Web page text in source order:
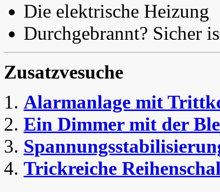
Die elektrische Heizung
Durchgebrannt? Sicher
Zusatzvesuche
Alarmanlage mit
Ein Dimmer mit der
Trickreiche